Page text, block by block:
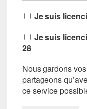
Je suis
Je suis
28
Nous gardons
partageons
ce service